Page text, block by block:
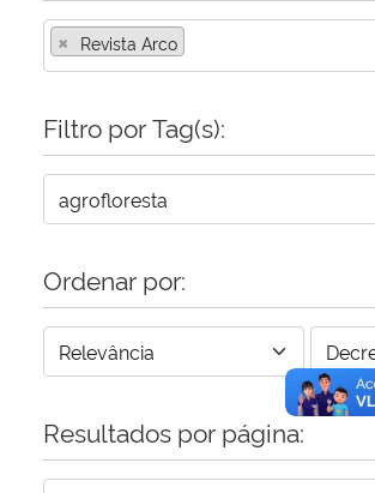
Ministério da Mulher, da Família e dos Direitos Humanos
Secretaria de Governo
Advocacia-Geral da União
Banco Central do Brasil
Planalto
× Revista Arco
Filtro por Tag(s):
Ordenar por:
Resultados por página: